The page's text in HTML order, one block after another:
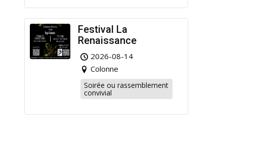
Festival La
Renaissance
2026-08-14
Colonne
Soirée ou rassemblement
convivial